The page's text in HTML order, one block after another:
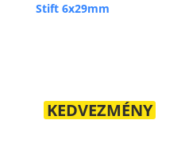
Stift 6x29mm
KEDVEZMÉNY